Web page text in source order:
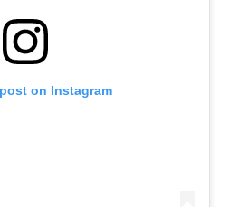
on Instagram